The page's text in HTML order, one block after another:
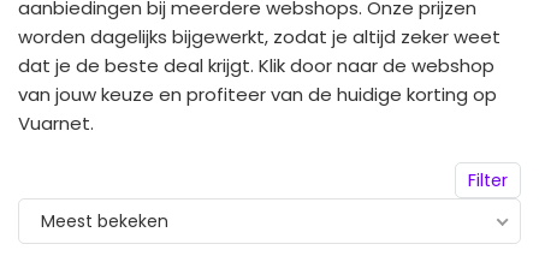
aanbiedingen bij meerdere webshops. Onze prijzen
worden dagelijks bijgewerkt, zodat je altijd zeker weet
dat je de beste deal krijgt. Klik door naar de webshop
van jouw keuze en profiteer van de huidige korting op
Vuarnet.
Filter
Meest bekeken